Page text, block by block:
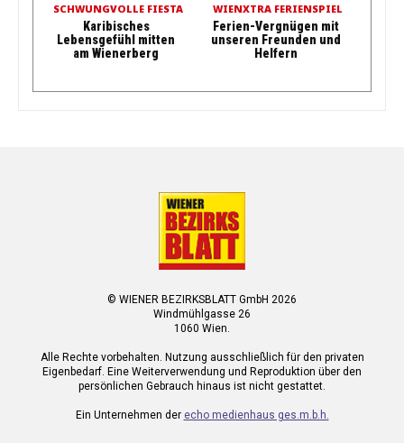
SCHWUNGVOLLE FIESTA
Karibisches
Lebensgefühl mitten
am Wienerberg
WIENXTRA FERIENSPIEL
Ferien-Vergnügen mit
unseren Freunden und
Helfern
© WIENER BEZIRKSBLATT GmbH 2026
Windmühlgasse 26
1060 Wien.
Alle Rechte vorbehalten. Nutzung ausschließlich für den privaten
Eigenbedarf. Eine Weiterverwendung und Reproduktion über den
persönlichen Gebrauch hinaus ist nicht gestattet.
Ein Unternehmen der echo medienhaus ges.m.b.h.